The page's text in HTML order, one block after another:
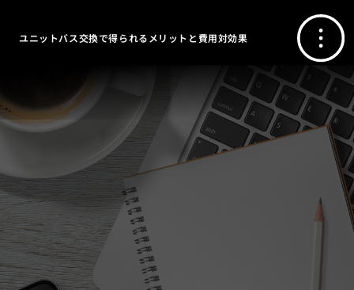
ユニットバス交換で得られるメリットと費用対効果